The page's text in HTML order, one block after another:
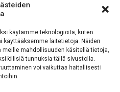
käytämme teknologioita, kuten
laitetietoja. Näiden
mahdollisuuden käsitellä tietoja,
tunnuksia tällä sivustolla.
voi vaikuttaa haitallisesti
tämän linkin kautta!